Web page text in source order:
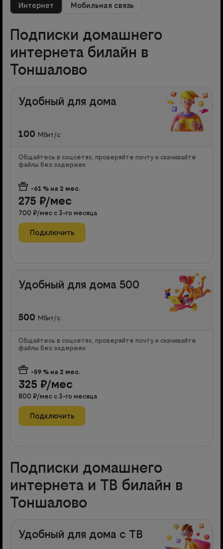
Интернет Мобильная связь
Подписки домашнего
интернета билайн в
Тоншалово
Удобный для дома
100 Мбит/с
Общайтесь в соцсетях, проверяйте почту и скачивайте
файлы без задержек
-61 % на 2 мес.
275 ₽/мес
700 ₽/мес с 3-го месяца
Подключить
Удобный для дома 500
500 Мбит/с
Общайтесь в соцсетях, проверяйте почту и скачивайте
файлы без задержек
-59 % на 2 мес.
325 ₽/мес
800 ₽/мес с 3-го месяца
Подключить
Подписки домашнего
интернета и ТВ билайн в
Тоншалово
Удобный для дома с ТВ